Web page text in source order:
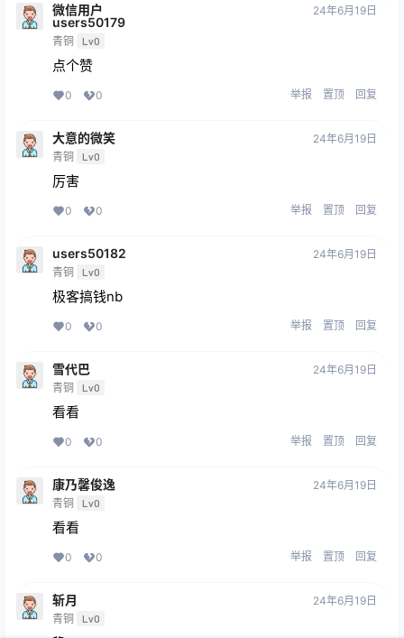
微信用户
users50179
青铜 Lv0
24年6月19日
点个赞
0 0 举报 置顶 回复
大意的微笑
青铜 Lv0
24年6月19日
厉害
0 0 举报 置顶 回复
users50182
青铜 Lv0
24年6月19日
极客搞钱nb
0 0 举报 置顶 回复
雪代巴
青铜 Lv0
24年6月19日
看看
0 0 举报 置顶 回复
康乃馨俊逸
青铜 Lv0
24年6月19日
看看
0 0 举报 置顶 回复
斩月
青铜 Lv0
24年6月19日